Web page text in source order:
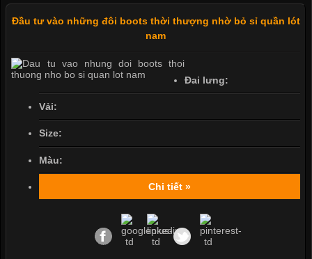
Đầu tư vào những đôi boots thời thượng nhờ bỏ sỉ quần lót
nam
Đai lưng:
Vải:
Size:
Màu:
Chi tiết »